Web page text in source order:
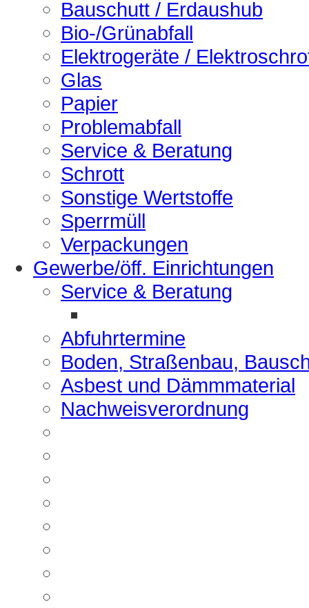
Bauschutt / Erdaushub
Bio-/Grünabfall
Elektrogeräte /
Glas
Papier
Problemabfall
Service & Beratung
Schrott
Sonstige Wertstoffe
Sperrmüll
Verpackungen
Gewerbe/öff. Einrichtungen
Service & Beratung
Abfuhrtermine
Boden, Straßenbau,
Asbest und Dämmmaterial
Nachweisverordnung